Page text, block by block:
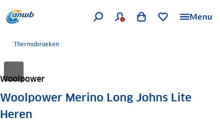
Menu
Thermobroeken
Woolpower
Woolpower Merino Long Johns Lite
Heren